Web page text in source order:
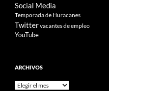
Social Media
Temporada de Huracanes
Twittervacantes de empleo
YouTube
ARCHIVOS
Archivos